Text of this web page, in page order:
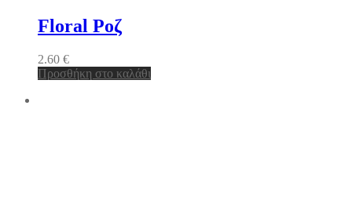
Floral Ροζ
2.60 €
Προσθήκη στο καλάθι